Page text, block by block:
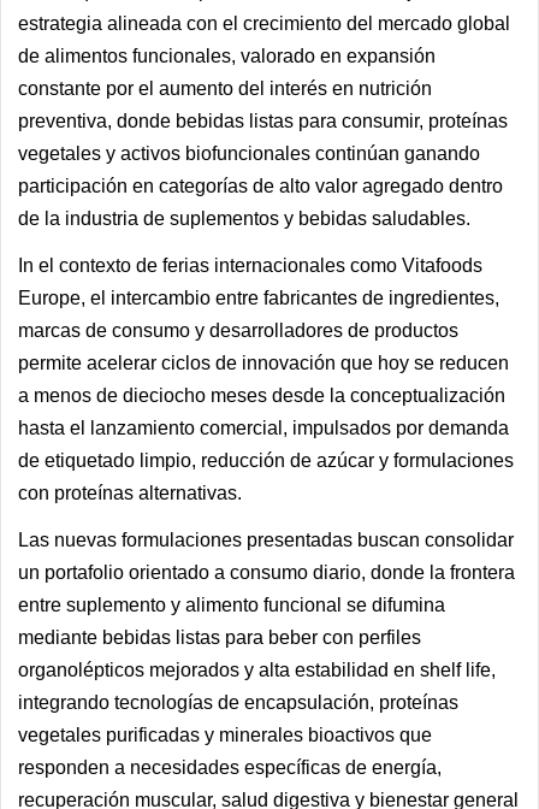
estrategia alineada con el crecimiento del mercado global
de alimentos funcionales, valorado en expansión
constante por el aumento del interés en nutrición
preventiva, donde bebidas listas para consumir, proteínas
vegetales y activos biofuncionales continúan ganando
participación en categorías de alto valor agregado dentro
de la industria de suplementos y bebidas saludables.
In el contexto de ferias internacionales como Vitafoods
Europe, el intercambio entre fabricantes de ingredientes,
marcas de consumo y desarrolladores de productos
permite acelerar ciclos de innovación que hoy se reducen
a menos de dieciocho meses desde la conceptualización
hasta el lanzamiento comercial, impulsados por demanda
de etiquetado limpio, reducción de azúcar y formulaciones
con proteínas alternativas.
Las nuevas formulaciones presentadas buscan consolidar
un portafolio orientado a consumo diario, donde la frontera
entre suplemento y alimento funcional se difumina
mediante bebidas listas para beber con perfiles
organolépticos mejorados y alta estabilidad en shelf life,
integrando tecnologías de encapsulación, proteínas
vegetales purificadas y minerales bioactivos que
responden a necesidades específicas de energía,
recuperación muscular, salud digestiva y bienestar general